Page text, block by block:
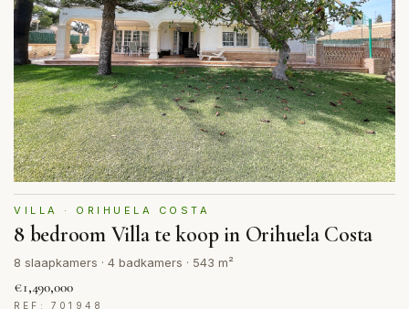
VILLA · ORIHUELA COSTA
8 bedroom Villa te koop in Orihuela Costa
8 slaapkamers · 4 badkamers · 543 m²
€1,490,000
REF: 701948